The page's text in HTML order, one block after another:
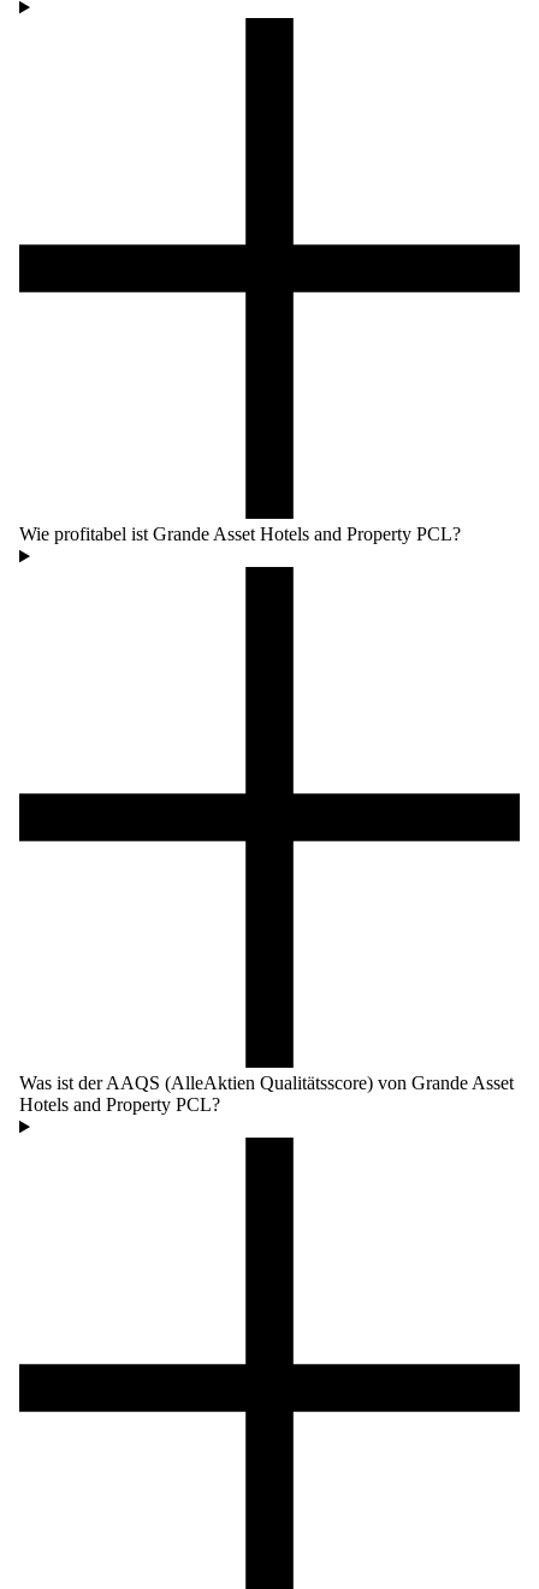
Wie profitabel ist Grande Asset Hotels and Property PCL?
Was ist der AAQS (AlleAktien Qualitätsscore) von Grande Asset
Hotels and Property PCL?